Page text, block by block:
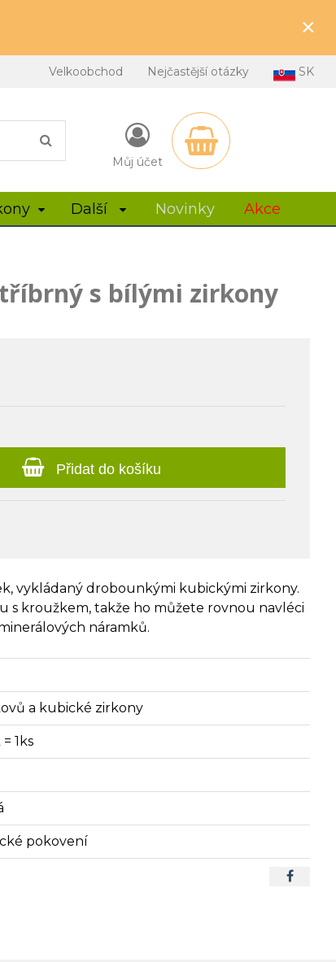
×
Velkoobchod Nejčastější otázky SK
Můj účet
Další Novinky Akce
s bílými zirkony
Přidat do košíku
vykládaný drobounkými kubickými zirkony.
s kroužkem, takže ho můžete rovnou navléci
náramků.
a kubické zirkony
1ks
pokovení